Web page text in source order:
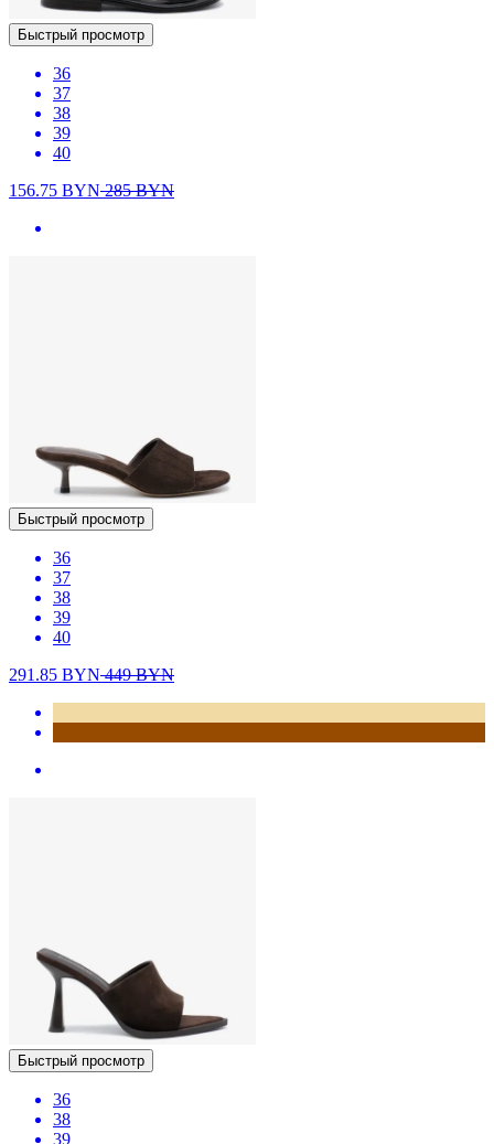
Быстрый просмотр
36
37
38
39
40
156.75 BYN285BYN
Быстрый просмотр
36
37
38
39
40
291.85 BYN449BYN
Быстрый просмотр
36
38
39